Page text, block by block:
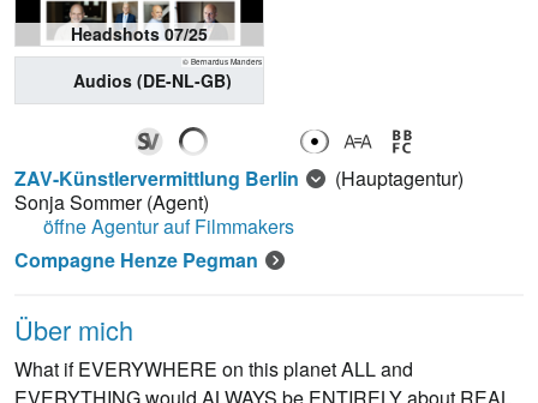
Headshots 07/25
© Bernardus Manders
Audios (DE-NL-GB)
ZAV-Künstlervermittlung Berlin
(Hauptagentur)
Sonja Sommer(Agent)
öffne Agentur auf Filmmakers
Compagne Henze Pegman
Über mich
What if EVERYWHERE on this planet ALL and